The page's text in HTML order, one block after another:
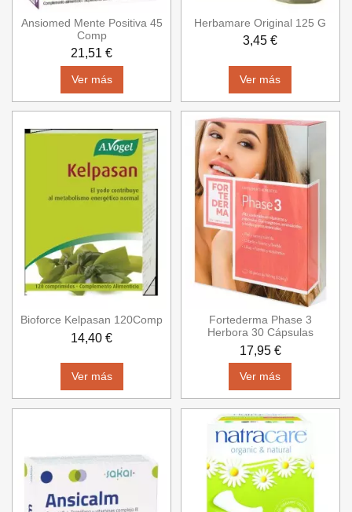
Ansiomed Mente Positiva 45
Comp
21,51 €
Ver más
Herbamare Original 125 G
3,45 €
Ver más
Bioforce Kelpasan 120Comp
14,40 €
Ver más
Fortederma Phase 3
Herbora 30 Cápsulas
17,95 €
Ver más